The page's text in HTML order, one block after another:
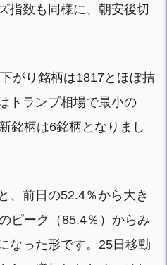
指数も同様に、朝安後切
がり銘柄は1817とほぼ拮
トランプ相場で最小の
銘柄は6銘柄となりまし
、前日の52.4％から大き
ピーク（85.4％）からみ
なった形です。25日移動